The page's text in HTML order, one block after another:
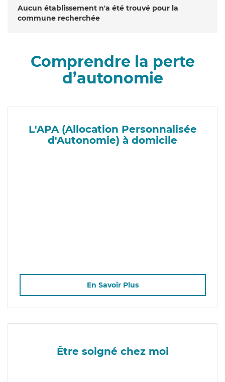
Aucun établissement n'a été trouvé pour la
commune recherchée
Comprendre la perte
d’autonomie
L'APA (Allocation Personnalisée
d'Autonomie) à domicile
En Savoir Plus
Être soigné chez moi